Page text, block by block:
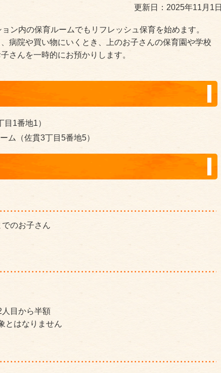
更新日：2025年11月1日
ン内の保育ルームでもリフレッシュ保育を始めます。
病院や買い物にいくとき、上のお子さんの保育園や学校
さんを一時的にお預かりします。
1番地1）
ム（佐貫3丁目5番地5）
のお子さん
目から半額
とはなりません